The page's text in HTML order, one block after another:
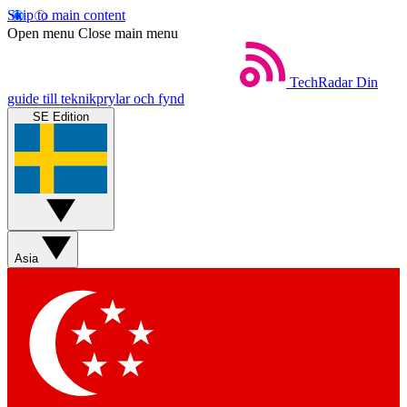
Skip to main content
Open menu Close main menu
TechRadar Din
guide till teknikprylar och fynd
SE Edition
Asia